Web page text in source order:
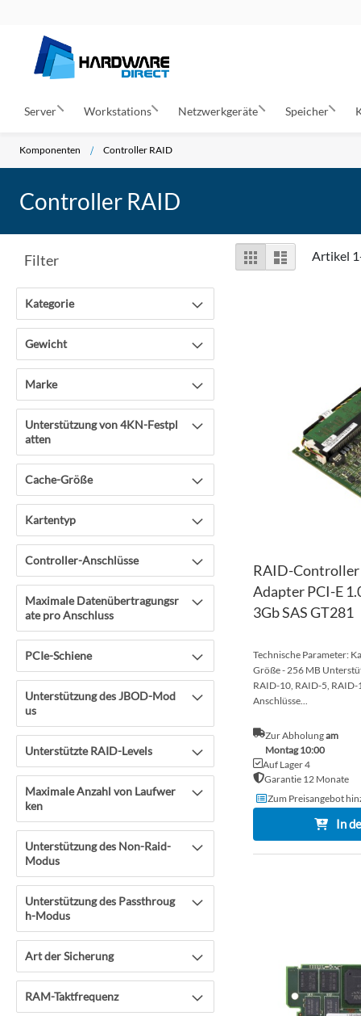
Server Workstations Netzwerkgeräte Speicher
Komponenten Controller RAID
Controller RAID
Anzeigen
als
Liste Liste Artikel 1
RAID-
Adapter PCI-E
3Gb SAS GT281
Technische Parameter:
Größe - 256 MB
RAID-10, RAID-5,
Anschlüsse...
Zur Abholungam
Montag 10:00
Auf Lager 4
Garantie 12 Monate
Zum Preisangebot
In
Filter
Kategorie
Gewicht
Marke
Unterstützung von 4KN-Festpl
atten
Cache-Größe
Kartentyp
Controller-Anschlüsse
Maximale Datenübertragungsr
ate pro Anschluss
PCIe-Schiene
Unterstützung des JBOD-Mod
us
Unterstützte RAID-Levels
Maximale Anzahl von Laufwer
ken
Unterstützung des Non-Raid-
Modus
Unterstützung des Passthroug
h-Modus
Art der Sicherung
RAM-Taktfrequenz